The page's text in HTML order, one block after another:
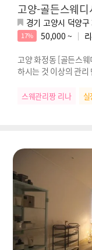
고양-골든스웨
경기 고양시 덕양
17% 50,000 ~
고양 화정동 [골든스
하시는 것 이상의 관리
스웨관리짱 리나